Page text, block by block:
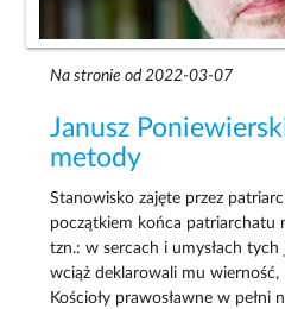
Na stronie od 2022-03-07
Janusz
metody
Stanowisko zajęte przez
początkiem końca patriarchatu
tzn.: w sercach i umysłach
wciąż deklarowali mu
Kościoły prawosławne w pełni